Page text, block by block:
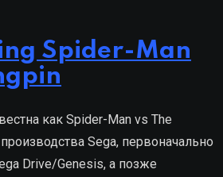
Spider-Man
как Spider-Man vs The
Sega, первоначально
Drive/Genesis, а позже